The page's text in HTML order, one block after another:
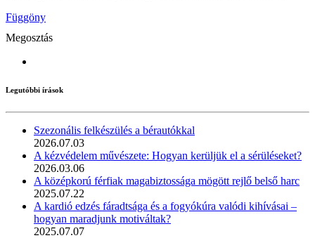
Függöny
Megosztás
Legutóbbi írások
Szezonális felkészülés a bérautókkal
2026.07.03
A kézvédelem művészete: Hogyan kerüljük el a sérüléseket?
2026.03.06
A középkorú férfiak magabiztossága mögött rejlő belső harc
2025.07.22
A kardió edzés fáradtsága és a fogyókúra valódi kihívásai –
hogyan maradjunk motiváltak?
2025.07.07